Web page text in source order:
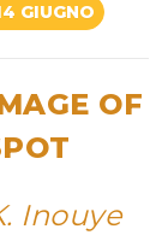
GIUGNO
OF
Inouye